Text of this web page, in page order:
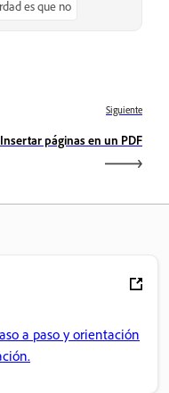
es que no
Siguiente
Insertar páginas en un PDF
a paso y orientación